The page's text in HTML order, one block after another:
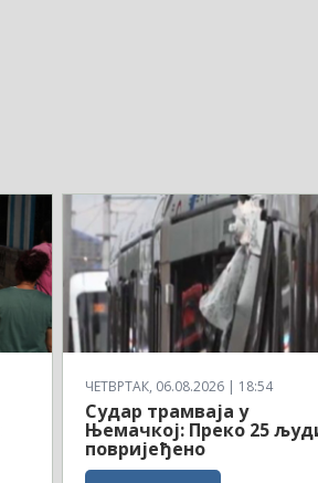
ЧЕТВРТАК, 06.08.2026 | 18:54
Судар трамваја у
Њемачкој: Преко 25
повријеђено